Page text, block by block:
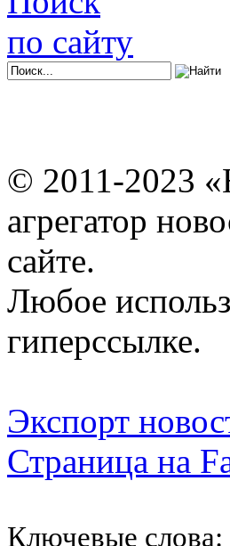
по сайту
© 2011-2023
агрегатор
сайте.
Любое
гиперссылке.
Экспорт
Страница на
Ключевые слова: